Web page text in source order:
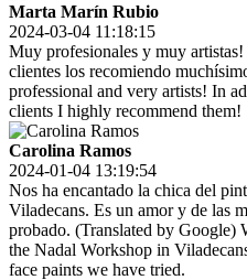
Marta Marín Rubio
2024-03-04 11:18:15
Muy profesionales y muy
clientes los recomiendo
professional and very artists! In
clients I highly recommend them!
Carolina Ramos
2024-01-04 13:19:54
Nos ha encantado la chica del
Viladecans. Es un amor y de las
probado. (Translated by Google)
the Nadal Workshop in
face paints we have tried.